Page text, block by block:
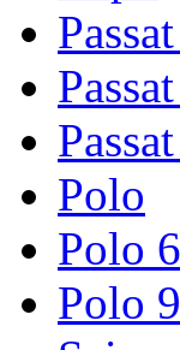
Polo
Polo
Polo